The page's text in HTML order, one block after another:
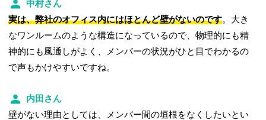
中村さん
実は、弊社のオフィス内にはほとんど壁がないのです。大き
なワンルームのような構造になっているので、物理的にも精
神的にも風通しがよく、メンバーの状況がひと目でわかるの
で声もかけやすいですね。
内田さん
壁がない理由としては、メンバー間の垣根をなくしたいとい